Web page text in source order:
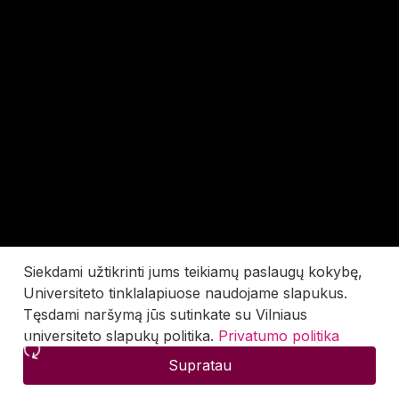
Siekdami užtikrinti jums teikiamų paslaugų kokybę,
Universiteto tinklalapiuose naudojame slapukus.
Tęsdami naršymą jūs sutinkate su Vilniaus
universiteto slapukų politika. Privatumo politika
Supratau